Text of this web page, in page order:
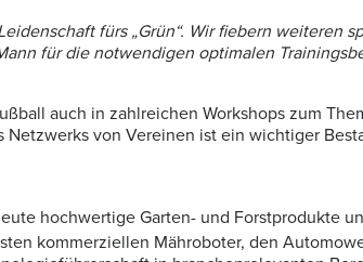
fürs „Grün“. Wir fiebern weiteren
für die notwendigen optimalen
auch in zahlreichen Workshops zum
von Vereinen ist ein wichtiger
hochwertige Garten- und Forstprodukte
kommerziellen Mähroboter, den